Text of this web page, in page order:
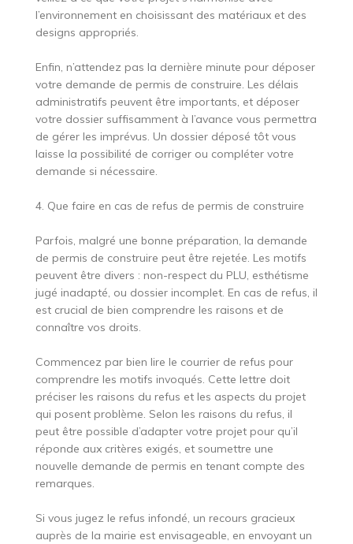
l’environnement en choisissant des matériaux et des
designs appropriés.
Enfin, n’attendez pas la dernière minute pour déposer
votre demande de permis de construire. Les délais
administratifs peuvent être importants, et déposer
votre dossier suffisamment à l’avance vous permettra
de gérer les imprévus. Un dossier déposé tôt vous
laisse la possibilité de corriger ou compléter votre
demande si nécessaire.
4. Que faire en cas de refus de permis de construire
Parfois, malgré une bonne préparation, la demande
de permis de construire peut être rejetée. Les motifs
peuvent être divers : non-respect du PLU, esthétisme
jugé inadapté, ou dossier incomplet. En cas de refus, il
est crucial de bien comprendre les raisons et de
connaître vos droits.
Commencez par bien lire le courrier de refus pour
comprendre les motifs invoqués. Cette lettre doit
préciser les raisons du refus et les aspects du projet
qui posent problème. Selon les raisons du refus, il
peut être possible d’adapter votre projet pour qu’il
réponde aux critères exigés, et soumettre une
nouvelle demande de permis en tenant compte des
remarques.
Si vous jugez le refus infondé, un recours gracieux
auprès de la mairie est envisageable, en envoyant un